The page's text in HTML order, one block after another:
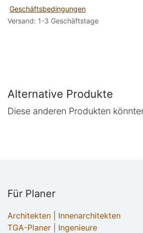
Geschäftsbedingungen
Versand: 1-3 Geschäftstage
Alternative Produkte
Diese anderen Produkten
Für Planer
Architekten | Innenarchitekten
TGA-Planer | Ingenieure